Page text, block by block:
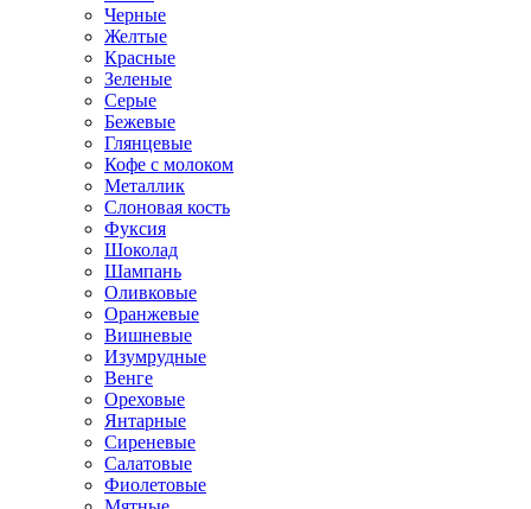
Черные
Желтые
Красные
Зеленые
Серые
Бежевые
Глянцевые
Кофе с молоком
Металлик
Слоновая кость
Фуксия
Шоколад
Шампань
Оливковые
Оранжевые
Вишневые
Изумрудные
Венге
Ореховые
Янтарные
Сиреневые
Салатовые
Фиолетовые